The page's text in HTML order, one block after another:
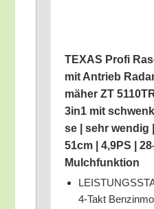
TEXAS Pro­fi
mit Antrieb
mä­her ZT
3in1 mit
se | sehr wen­dig |
51cm | 4,9PS |
Mulchfunktion
4‑Takt